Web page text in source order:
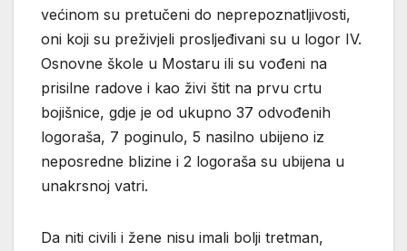
većinom su pretučeni do neprepoznatljivosti,
oni koji su preživjeli prosljeđivani su u logor IV.
Osnovne škole u Mostaru ili su vođeni na
prisilne radove i kao živi štit na prvu crtu
bojišnice, gdje je od ukupno 37 odvođenih
logoraša, 7 poginulo, 5 nasilno ubijeno iz
neposredne blizine i 2 logoraša su ubijena u
unakrsnoj vatri.
Da niti civili i žene nisu imali bolji tretman,